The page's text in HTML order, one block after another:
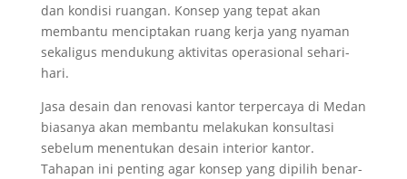
dan kondisi ruangan. Konsep yang tepat akan
membantu menciptakan ruang kerja yang nyaman
sekaligus mendukung aktivitas operasional sehari-
hari.
Jasa desain dan renovasi kantor terpercaya di Medan
biasanya akan membantu melakukan konsultasi
sebelum menentukan desain interior kantor.
Tahapan ini penting agar konsep yang dipilih benar-